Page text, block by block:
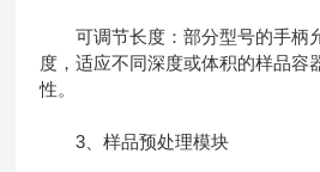
可调节长度：部分型号的手柄
度，适应不同深度或体积的样品容
性。
3、样品预处理模块